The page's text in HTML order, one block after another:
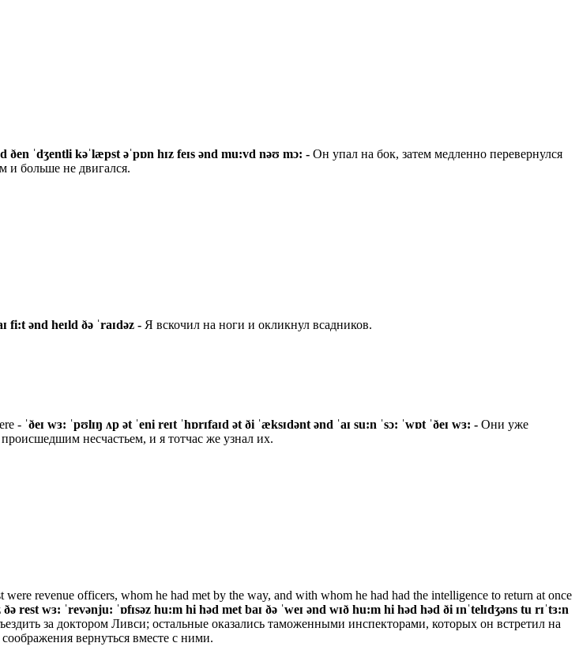
ðen ˈdʒentli kəˈlæpst əˈpɒn hɪz feɪs ənd mu:vd nəʊ mɔ: - Он упал на бок, затем медленно перевернулся
и больше не двигался.
fi:t ənd heɪld ðə ˈraɪdəz - Я вскочил на ноги и окликнул всадников.
- ˈðeɪ wɜ: ˈpʊlɪŋ ʌp ət ˈeni reɪt ˈhɒrɪfaɪd ət ði ˈæksɪdənt ənd ˈaɪ su:n ˈsɔ: ˈwɒt ˈðeɪ wɜ: - Они уже
несчастьем, и я тотчас же узнал их.
revenue officers, whom he had met by the way, and with whom he had had the intelligence to return at once
rest wɜ: ˈrevənju: ˈɒfɪsəz hu:m hi həd met baɪ ðə ˈweɪ ənd wɪð hu:m hi həd həd ði ɪnˈtelɪdʒəns tu rɪˈtɜ:n
за доктором Ливси; остальные оказались таможенными инспекторами, которых он встретил на
вернуться вместе с ними.